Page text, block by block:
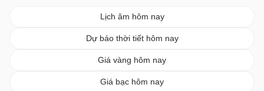
Lịch âm hôm nay
Dự báo thời tiết hôm nay
Giá vàng hôm nay
Giá bạc hôm nay